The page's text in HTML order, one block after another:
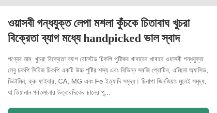
ওয়াসবী গন্ধযুক্ত লেপা মশলা কুঁচকে চিতাবাঘ খুচরা
বিক্রেতা ব্যাগ মধ্যে handpicked ভাল স্বাদ
পণ্যের নাম: খুচরা বিক্রেতা ব্যাগ রোস্টেড চিকপি পুষ্টিকর খাবারের খাবারে ওয়াসবী গন্ধযুক্ত
লেবু চকপি সিরিজ চিকপি একটি উচ্চ পুষ্টির শস্য এবং বিভিন্ন সবজি প্রোটিন, এমিনো অ্যাসিড,
ভিটামিন, ক্রু ফাইবার, CA, MG এবং Fe ইত্যাদি সমৃদ্ধ। চিনাপা জিনজিয়াং মুলেই সমৃদ্ধ,
যা তিয়ানান পর্বতমালার উত্তরদিকের ঢালের পূ...